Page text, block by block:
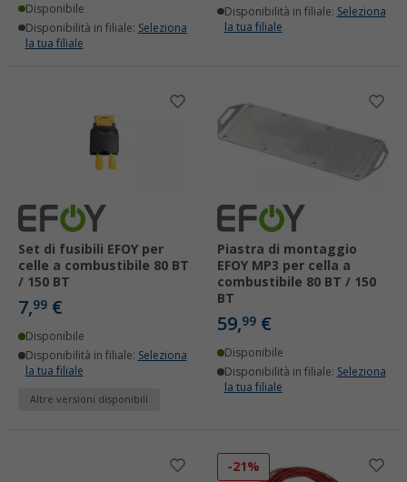
Disponibile
Disponibilità in filiale: Seleziona
la tua filiale
Disponibilità in filiale: Seleziona
la tua filiale
Set di fusibili EFOY per
celle a combustibile 80 BT
/ 150 BT
7,99 €
Disponibile
Disponibilità in filiale: Seleziona
la tua filiale
Altre versioni disponibili
Piastra di montaggio
EFOY MP3 per cella a
combustibile 80 BT / 150
BT
59,99 €
Disponibile
Disponibilità in filiale: Seleziona
la tua filiale
-21%